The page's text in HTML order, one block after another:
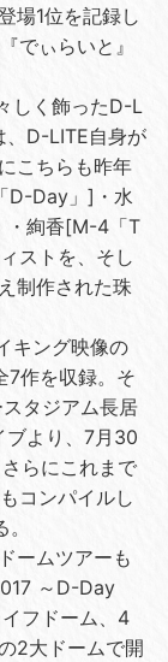
場1位を記録し
でぃらいと』
しく飾ったD-L
、D-LITE自身が
こちらも昨年
D-Day」]・水
・絢香[M-4「T
ストを、そし
制作された珠
キング映像の
7作を収録。そ
タジアム長居
ブより、7月30
らにこれまで
コンパイルし
ームツアーも
～D-Day
フドーム、4
2大ドームで開